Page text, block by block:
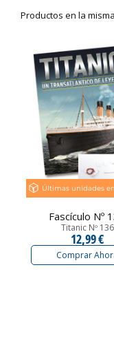
Productos en la
Últimas unidades
Fascículo Nº
Titanic Nº 136
12,99 €
Comprar